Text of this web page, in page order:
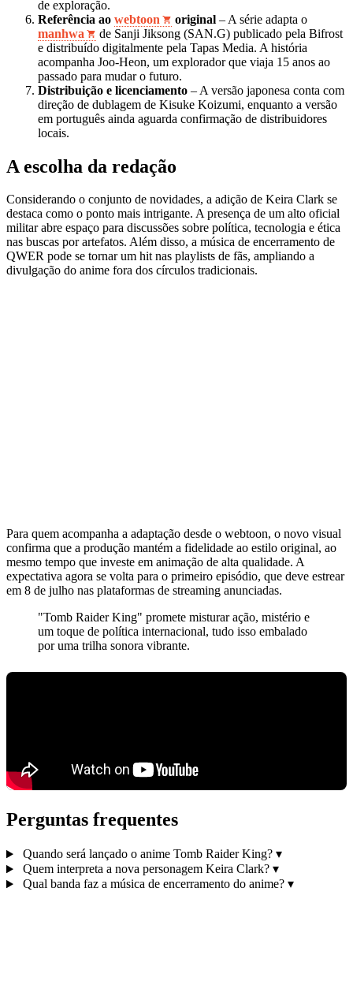
de exploração.
Referência ao webtoon original – A série adapta o
manhwa
de Sanji Jiksong (SAN.G) publicado pela Bifrost
e distribuído digitalmente pela Tapas Media. A história
acompanha Joo‑Heon, um explorador que viaja 15 anos ao
passado para mudar o futuro.
Distribuição e licenciamento – A versão japonesa conta com
direção de dublagem de Kisuke Koizumi, enquanto a versão
em português ainda aguarda confirmação de distribuidores
locais.
A escolha da redação
Considerando o conjunto de novidades, a adição de Keira Clark se
destaca como o ponto mais intrigante. A presença de um alto oficial
militar abre espaço para discussões sobre política, tecnologia e ética
nas buscas por artefatos. Além disso, a música de encerramento de
QWER pode se tornar um hit nas playlists de fãs, ampliando a
divulgação do anime fora dos círculos tradicionais.
Para quem acompanha a adaptação desde o webtoon, o novo visual
confirma que a produção mantém a fidelidade ao estilo original, ao
mesmo tempo que investe em animação de alta qualidade. A
expectativa agora se volta para o primeiro episódio, que deve estrear
em 8 de julho nas plataformas de streaming anunciadas.
"Tomb Raider King" promete misturar ação, mistério e
um toque de política internacional, tudo isso embalado
por uma trilha sonora vibrante.
Perguntas frequentes
Quando será lançado o anime Tomb Raider King? ▾
Quem interpreta a nova personagem Keira Clark? ▾
Qual banda faz a música de encerramento do anime? ▾